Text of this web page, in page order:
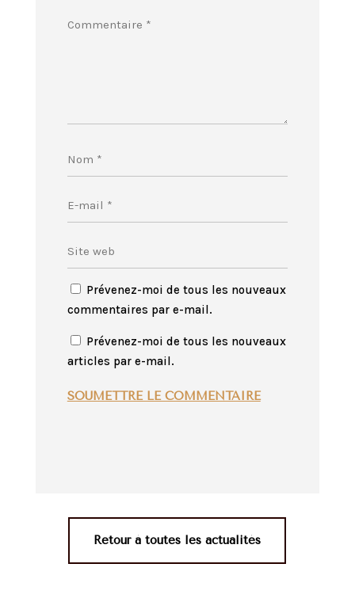
Prévenez-moi de tous les nouveaux
commentaires par e-mail.
Prévenez-moi de tous les nouveaux
articles par e-mail.
SOUMETTRE LE COMMENTAIRE
Retour à toutes les actualités